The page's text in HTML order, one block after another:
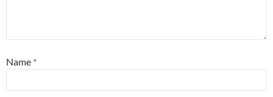
Name *